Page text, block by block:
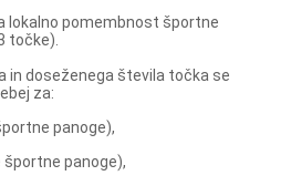
lokalno pomembnost športne
točke).
in doseženega števila točka se
za:
panoge),
panoge),